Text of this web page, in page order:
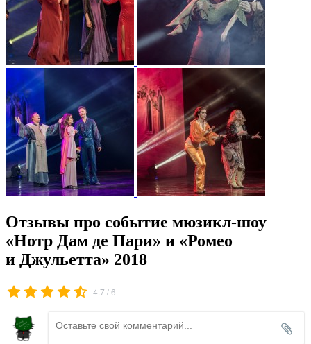
Отзывы про событие мюзикл-шоу
«Нотр Дам де Пари» и «Ромео
и Джульетта» 2018
4.7 /6